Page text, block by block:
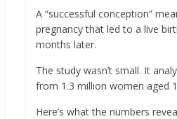
A “successful conception”
pregnancy that led to a live
months later.
The study wasn’t small. It
from 1.3 million women aged
Here’s what the numbers